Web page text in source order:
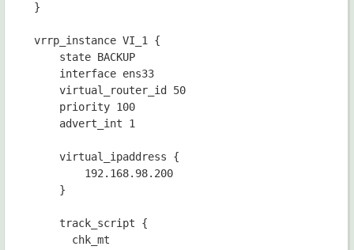
}
vrrp_instance VI_1 {
    state BACKUP
    interface ens33
    virtual_router_id 50
    priority 100
    advert_int 1
    virtual_ipaddress {
        192.168.98.200
    }
    track_script {
      chk_mt